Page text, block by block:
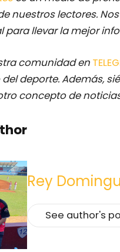
nuestros lectores.
para llevar la mejor
comunidad en
deporte. Además,
concepto de
Rey
See author's